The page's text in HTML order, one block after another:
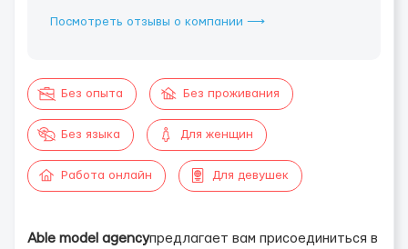
Посмотреть отзывы о компании ⟶
Без опыта Без проживания
Без языка Для женщин
Работа онлайн Для девушек
Able model agencyпредлагает вам присоединиться в